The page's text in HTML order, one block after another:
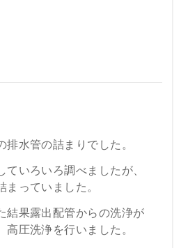
排水管の詰まりでした。
ていろいろ調べましたが、
まっていました。
結果露出配管からの洗浄が
高圧洗浄を行いました。